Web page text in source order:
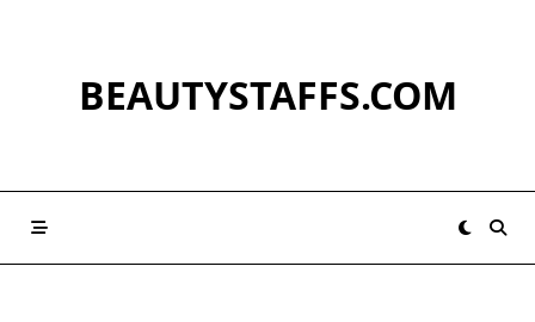
BEAUTYSTAFFS.COM